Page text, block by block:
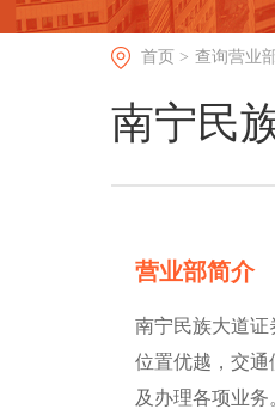
首页 > 查询营业
南宁民
营业部简介
南宁民族大道证
位置优越，交通
及办理各项业